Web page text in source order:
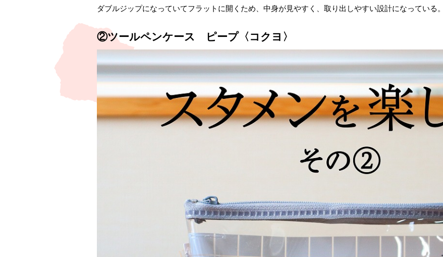
ダブルジップになっていてフラットに開くため、中身が見やすく、取り出しやすい設計になっている。
②ツールペンケース ピープ〈コクヨ〉